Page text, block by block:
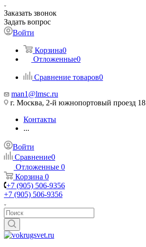
Заказать звонок
Задать вопрос
Войти
Корзина0
Отложенные0
Сравнение товаров0
man1@lmsc.ru
г. Москва, 2-й южнопортовый проезд 18
Контакты
...
Войти
Сравнение0
Отложенные 0
Корзина 0
+7 (905) 506-9356
+7 (905) 506-9356